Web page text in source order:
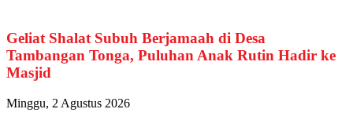
Geliat Shalat Subuh Berjamaah di Desa
Tambangan Tonga, Puluhan Anak Rutin Hadir ke
Masjid
Minggu, 2 Agustus 2026